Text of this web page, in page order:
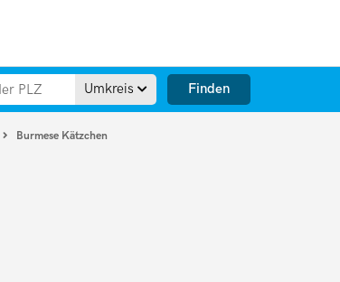
Umkreis Finden
Burmese Kätzchen